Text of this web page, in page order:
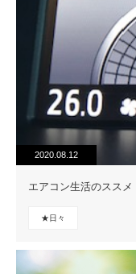
2020.08.12
エアコン生活のススメ
★日々